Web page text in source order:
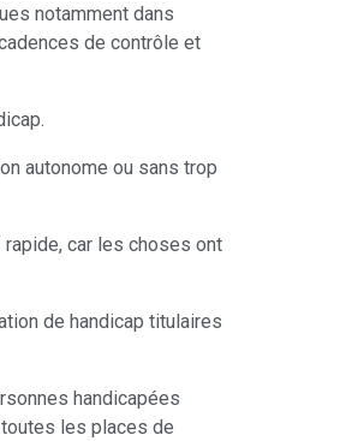
notamment dans
de contrôle et
autonome ou sans trop
rapide, car les choses ont
de handicap titulaires
handicapées
les places de